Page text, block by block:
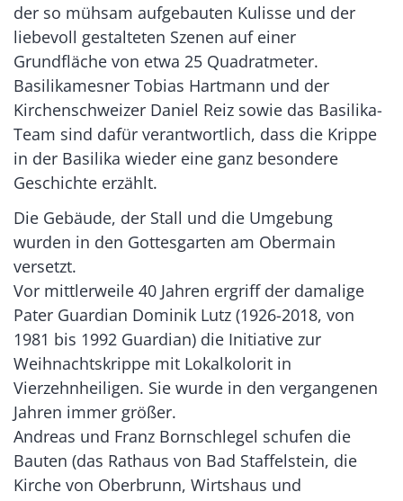
der so mühsam aufgebauten Kulisse und der
liebevoll gestalteten Szenen auf einer
Grundfläche von etwa 25 Quadratmeter.
Basilikamesner Tobias Hartmann und der
Kirchenschweizer Daniel Reiz sowie das Basilika-
Team sind dafür verantwortlich, dass die Krippe
in der Basilika wieder eine ganz besondere
Geschichte erzählt.
Die Gebäude, der Stall und die Umgebung
wurden in den Gottesgarten am Obermain
versetzt.
Vor mittlerweile 40 Jahren ergriff der damalige
Pater Guardian Dominik Lutz (1926-2018, von
1981 bis 1992 Guardian) die Initiative zur
Weihnachtskrippe mit Lokalkolorit in
Vierzehnheiligen. Sie wurde in den vergangenen
Jahren immer größer.
Andreas und Franz Bornschlegel schufen die
Bauten (das Rathaus von Bad Staffelstein, die
Kirche von Oberbrunn, Wirtshaus und